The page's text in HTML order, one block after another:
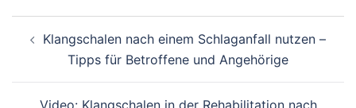
Klangschalen nach einem Schlaganfall nutzen –
Tipps für Betroffene und Angehörige
Video: Klangschalen in der Rehabilitation nach